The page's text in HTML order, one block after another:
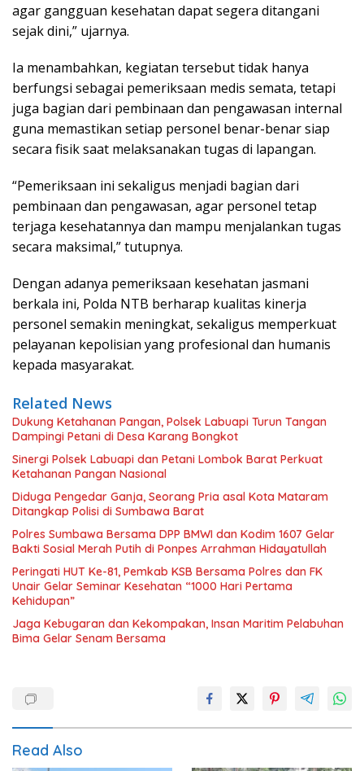
agar gangguan kesehatan dapat segera ditangani
sejak dini,” ujarnya.
Ia menambahkan, kegiatan tersebut tidak hanya
berfungsi sebagai pemeriksaan medis semata, tetapi
juga bagian dari pembinaan dan pengawasan internal
guna memastikan setiap personel benar-benar siap
secara fisik saat melaksanakan tugas di lapangan.
“Pemeriksaan ini sekaligus menjadi bagian dari
pembinaan dan pengawasan, agar personel tetap
terjaga kesehatannya dan mampu menjalankan tugas
secara maksimal,” tutupnya.
Dengan adanya pemeriksaan kesehatan jasmani
berkala ini, Polda NTB berharap kualitas kinerja
personel semakin meningkat, sekaligus memperkuat
pelayanan kepolisian yang profesional dan humanis
kepada masyarakat.
Related News
Dukung Ketahanan Pangan, Polsek Labuapi Turun Tangan
Dampingi Petani di Desa Karang Bongkot
Sinergi Polsek Labuapi dan Petani Lombok Barat Perkuat
Ketahanan Pangan Nasional
Diduga Pengedar Ganja, Seorang Pria asal Kota Mataram
Ditangkap Polisi di Sumbawa Barat
Polres Sumbawa Bersama DPP BMWI dan Kodim 1607 Gelar
Bakti Sosial Merah Putih di Ponpes Arrahman Hidayatullah
Peringati HUT Ke-81, Pemkab KSB Bersama Polres dan FK
Unair Gelar Seminar Kesehatan “1000 Hari Pertama
Kehidupan”
Jaga Kebugaran dan Kekompakan, Insan Maritim Pelabuhan
Bima Gelar Senam Bersama
Read Also